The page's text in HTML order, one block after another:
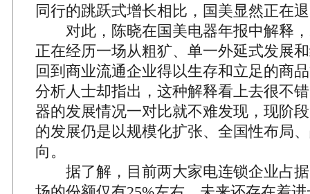
同行的跳跃式增长相比，国美显然正在
对此，陈晓在国美电器年报中解释，
正在经历一场从粗犷、单一外延式发展
回到商业流通企业得以生存和立足的商
分析人士却指出，这种解释看上去很不
器的发展情况一对比就不难发现，现阶
的发展仍是以规模化扩张、全国性布局
向。
据了解，目前两大家电连锁企业占据